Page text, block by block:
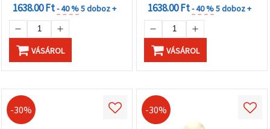
1638.00 Ft- 40 %5 doboz +
VÁSÁROL
1638.00 Ft- 40 %5 doboz +
VÁSÁROL
-30% -30%